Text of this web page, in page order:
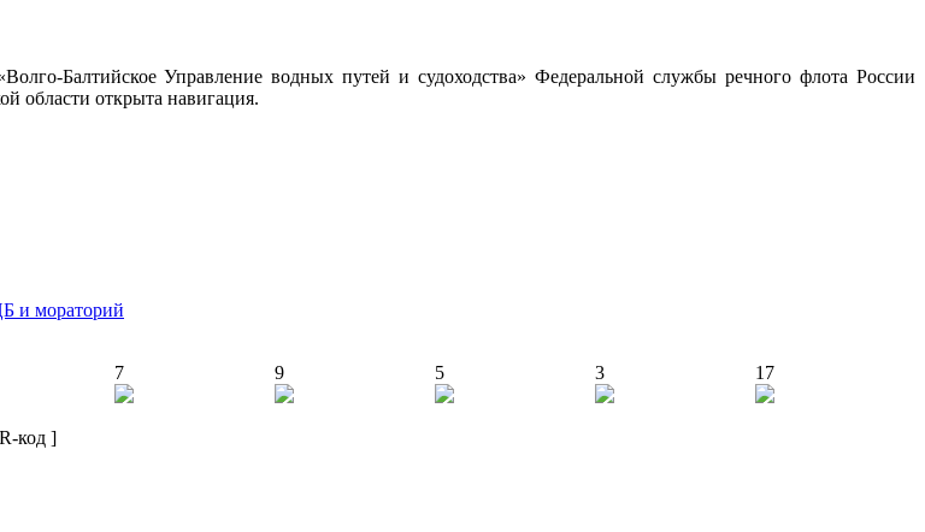
Балтийское Управление водных путей и судоходства» Федеральной службы речного флота России
области открыта навигация.
и мораторий
7 9 5 3 17
код ]